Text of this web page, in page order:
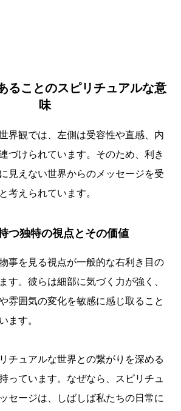
ることのスピリチュアルな意
味
界観では、左側は受容性や直感、内
づけられています。そのため、利き
見えない世界からのメッセージを受
考えられています。
つ独特の視点とその価値
事を見る視点が一般的な右利き目の
す。彼らは細部に気づく力が強く、
雰囲気の変化を敏感に感じ取ること
ます。
チュアルな世界との繋がりを深める
っています。なぜなら、スピリチュ
セージは、しばしば私たちの日常に